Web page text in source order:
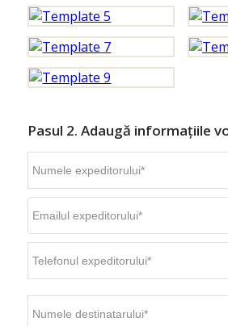
Pasul 2. Adaugă informațiile